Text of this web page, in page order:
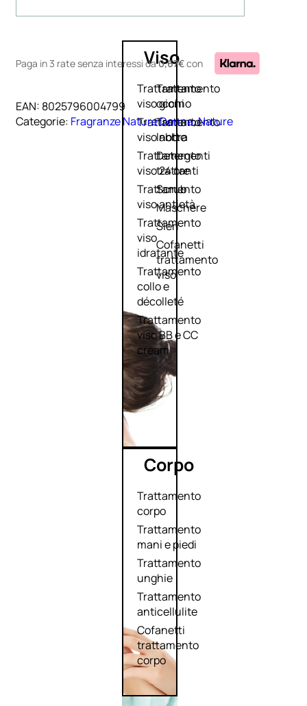
Viso
Trattamento
viso giorno
Trattamento
viso notte
Trattamento
viso 24 ore
Trattamento
viso antietà
Trattamento
viso
idratante
Trattamento
collo e
décolleté
Trattamento
viso BB e CC
cream
Trattamento
occhi
Trattamento
labbra
Detergenti
trattanti
Scrub
Maschere
Sieri
Cofanetti
trattamento
viso
Corpo
Trattamento
corpo
Trattamento
mani e piedi
Trattamento
unghie
Trattamento
anticellulite
Cofanetti
trattamento
corpo
Paga in 3 rate senza interessi da0,67€con
EAN: 8025796004799
Categorie: Fragranze Nature Donna,Nature